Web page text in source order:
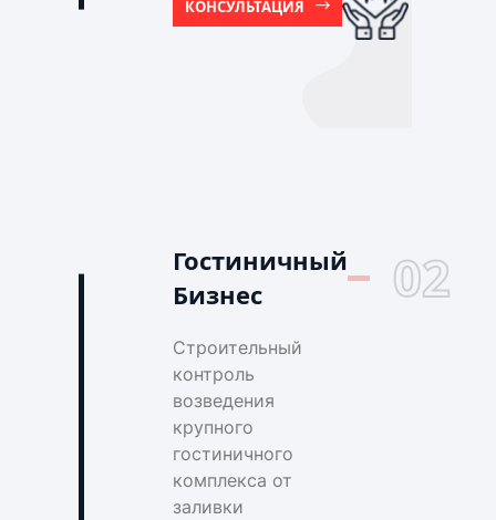
КОНСУЛЬТАЦИЯ
Гостиничный
Бизнес
02
Строительный
контроль
возведения
крупного
гостиничного
комплекса от
заливки